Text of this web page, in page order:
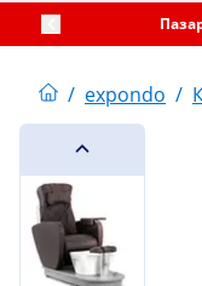
/ expondo /